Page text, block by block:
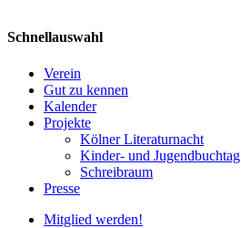
Schnellauswahl
Verein
Gut zu kennen
Kalender
Projekte
Kölner Literaturnacht
Kinder- und Jugendbuchtag
Schreibraum
Presse
Mitglied werden!